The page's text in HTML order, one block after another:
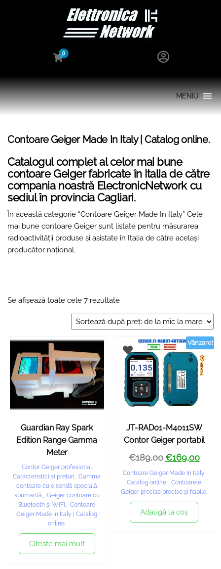
0
MENIU
Contoare Geiger Made In Italy | Catalog online.
Catalogul complet al celor mai bune
contoare Geiger fabricate în Italia de către
compania noastră ElectronicNetwork cu
sediul în provincia Cagliari.
În această categorie “Contoare Geiger Made In Italy” Cele
mai bune contoare Geiger sunt listate pentru măsurarea
radioactivității produse și asistate în Italia de către același
producător național.
Se afișează toate cele 7 rezultate
Guardian Ray Spark
Edition Range Gamma
Meter
Contor Geiger profesional |
Caracteristici și prețuri, Gamma
contoare cu o sondă specială
spumantă., Geiger contoare cu
Bluetooth și WiFi., Contoare
Geiger Made In Italy | Catalog
online.
Citeşte mai mult
Vânzare!
JT-RAD01-M4011SW
Contor Geiger portabil
€189,00 €169,00
Contoare Geiger Made In Italy |
Catalog online., Contoarele
Geiger precise precise și fiabile.
Adaugă la coş